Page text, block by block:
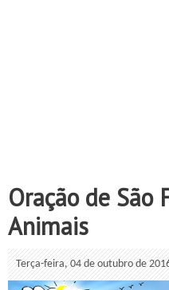
Oração de São
Animais
Terça-feira, 04 de outubro de